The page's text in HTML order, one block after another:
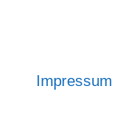
Impressum